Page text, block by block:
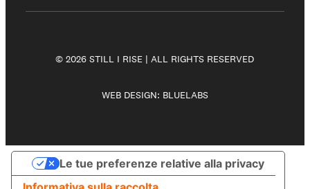
© 2026 STILL I RISE | ALL RIGHTS RESERVED
WEB DESIGN: BLUELABS
Le tue preferenze relative alla privacy